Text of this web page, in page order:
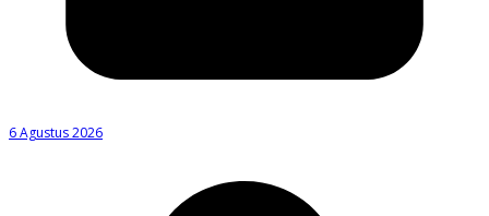
6 Agustus 2026